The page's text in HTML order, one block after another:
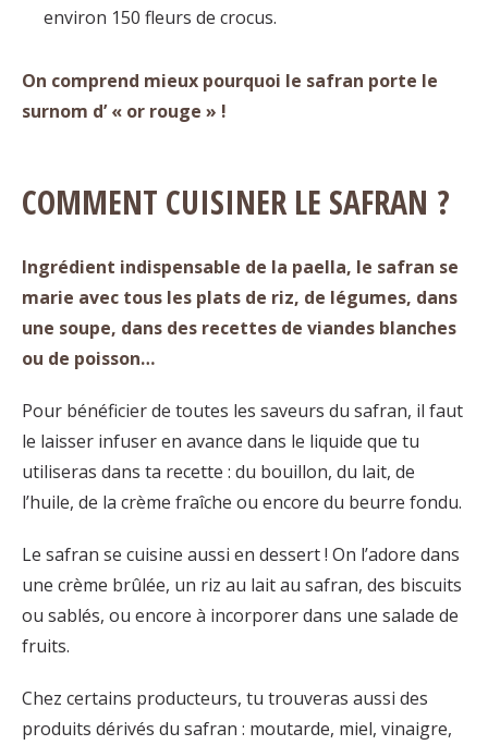
environ 150 fleurs de crocus.
On comprend mieux pourquoi le safran porte le
surnom d’ « or rouge » !
COMMENT CUISINER LE SAFRAN ?
Ingrédient indispensable de la paella, le safran se
marie avec tous les plats de riz, de légumes, dans
une soupe, dans des recettes de viandes blanches
ou de poisson…
Pour bénéficier de toutes les saveurs du safran, il faut
le laisser infuser en avance dans le liquide que tu
utiliseras dans ta recette : du bouillon, du lait, de
l’huile, de la crème fraîche ou encore du beurre fondu.
Le safran se cuisine aussi en dessert ! On l’adore dans
une crème brûlée, un riz au lait au safran, des biscuits
ou sablés, ou encore à incorporer dans une salade de
fruits.
Chez certains producteurs, tu trouveras aussi des
produits dérivés du safran : moutarde, miel, vinaigre,